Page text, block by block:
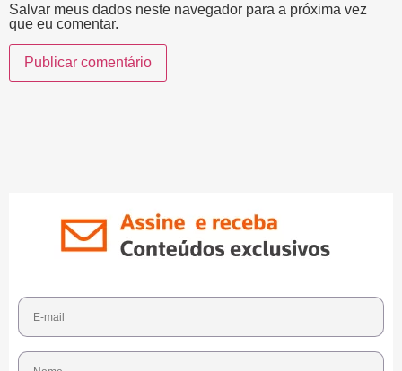
Salvar meus dados neste navegador para a próxima vez
que eu comentar.